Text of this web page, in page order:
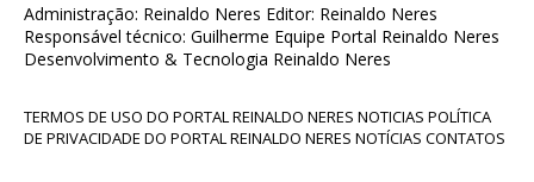
Administração: Reinaldo Neres Editor: Reinaldo Neres
Responsável técnico: Guilherme Equipe Portal Reinaldo Neres
Desenvolvimento & Tecnologia Reinaldo Neres
TERMOS DE USO DO PORTAL REINALDO NERES NOTICIAS POLÍTICA
DE PRIVACIDADE DO PORTAL REINALDO NERES NOTÍCIAS CONTATOS